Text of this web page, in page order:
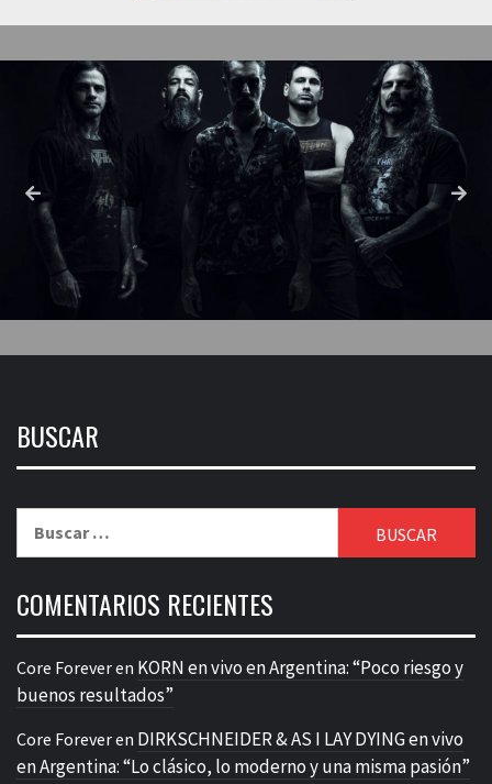
BUSCAR
COMENTARIOS RECIENTES
Core Foreveren KORN en vivo en Argentina: “Poco riesgo y
buenos resultados”
Core Foreveren DIRKSCHNEIDER & AS I LAY DYING en vivo
en Argentina: “Lo clásico, lo moderno y una misma pasión”